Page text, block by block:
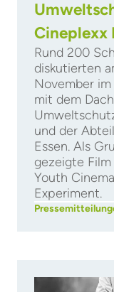
Cineplexx
Rund 200
diskutierten
November
mit dem
und der
Essen. Als
gezeigte Film
Youth
Experiment.